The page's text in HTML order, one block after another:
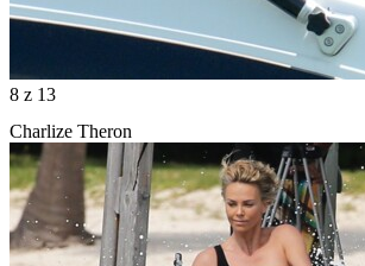
8 z 13
Charlize Theron